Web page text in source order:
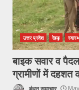
उत्तर प्रदेश रेहड़
बाइक सवार व
ग्रामीणों में दहशत